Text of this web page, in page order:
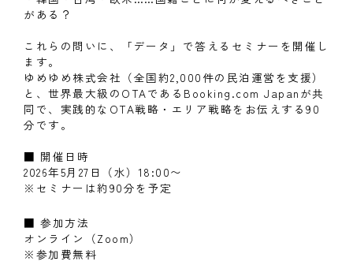
がある？
これらの問いに、「データ」で答えるセミナーを開催し
ます。
ゆめゆめ株式会社（全国約2,000件の民泊運営を支援）
と、世界最大級のOTAであるBooking.com Japanが共
同で、実践的なOTA戦略・エリア戦略をお伝えする90
分です。
■ 開催日時
2026年5月27日（水）18:00〜
※セミナーは約90分を予定
■ 参加方法
オンライン（Zoom）
※参加費無料